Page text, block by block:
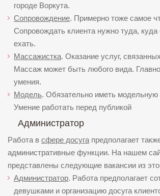
городе Воркута.
Сопровождение. Примерно тоже самое
Сопровождать клиента нужно туда, куда
ехать.
Массажистка. Оказание услуг,
Массаж может быть любого вида.
умения.
Модель. Обязательно иметь модельную
Умение работать перед публикой
Администратор
Работа в сфере досуга предполагает
административные функции. На нашем
представлены следующие вакансии из
Администратор. Работа предполагает
девушками и организацию досуга